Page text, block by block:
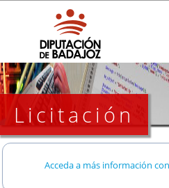
Licitación
Acceda a más información